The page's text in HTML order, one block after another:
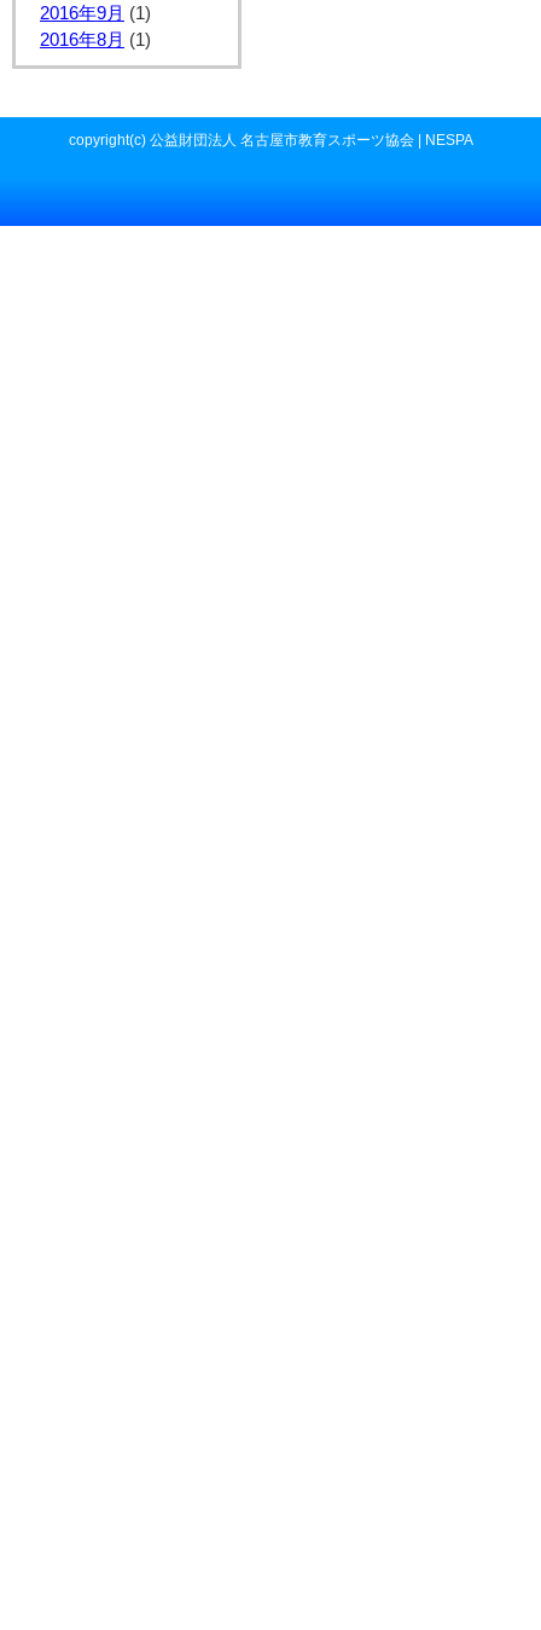
2016年9月 (1)
2016年8月 (1)
copyright(c) 公益財団法人 名古屋市教育スポーツ協会 | NESPA